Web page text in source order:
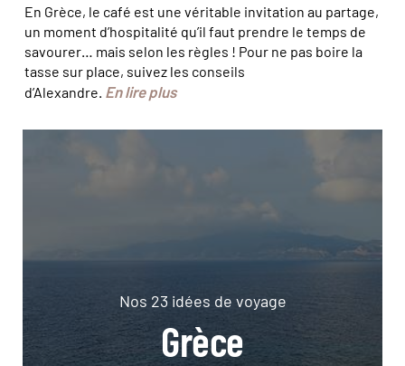
En Grèce, le café est une véritable invitation au partage,
un moment d’hospitalité qu’il faut prendre le temps de
savourer… mais selon les règles ! Pour ne pas boire la
tasse sur place, suivez les conseils
d’Alexandre. En lire plus
Nos 23 idées de voyage
Grèce